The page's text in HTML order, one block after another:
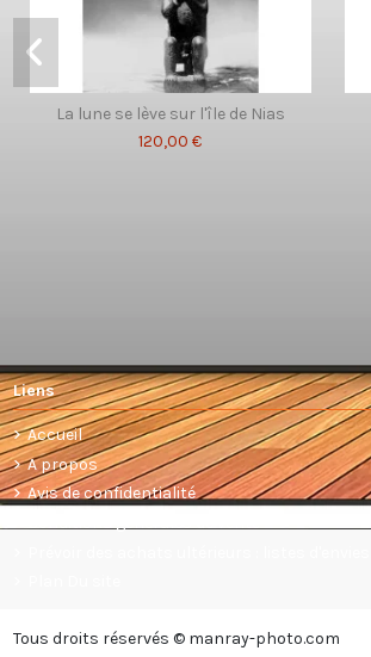
La lune se lève sur l'île de Nias
120,00 €
Liens
Accueil
A propos
Avis de confidentialité
Tous droits réservés © manray-photo.com